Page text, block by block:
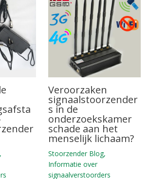
Veroorzaken
signaalstoorzender
s in de
onderzoekskamer
schade aan het
menselijk lichaam?
Stoorzender Blog,
Informatie over
signaalverstoorders